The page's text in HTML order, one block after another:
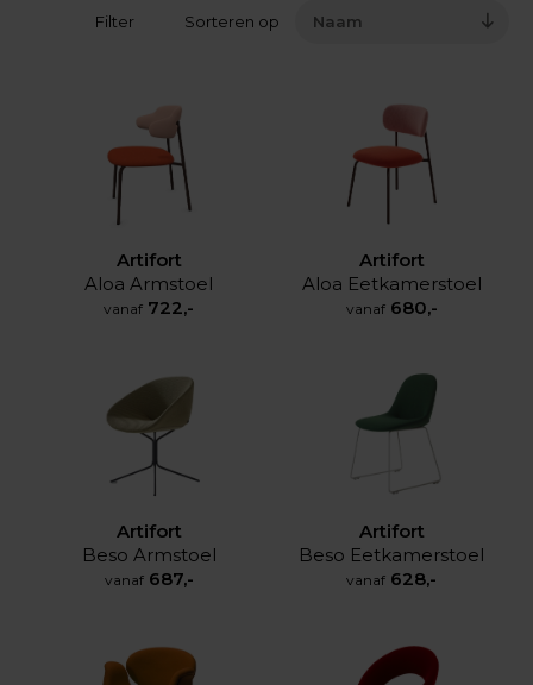
Filter Sorteren op Naam
Artifort
Aloa Armstoel
vanaf 722,-
Artifort
Aloa Eetkamerstoel
vanaf 680,-
Artifort
Beso Armstoel
vanaf 687,-
Artifort
Beso Eetkamerstoel
vanaf 628,-